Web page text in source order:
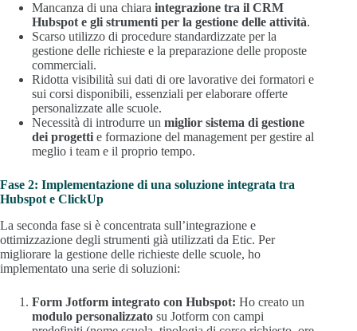
Mancanza di una chiara integrazione tra il CRM
Hubspot e gli strumenti per la gestione delle attività.
Scarso utilizzo di procedure standardizzate per la
gestione delle richieste e la preparazione delle proposte
commerciali.
Ridotta visibilità sui dati di ore lavorative dei formatori e
sui corsi disponibili, essenziali per elaborare offerte
personalizzate alle scuole.
Necessità di introdurre un miglior sistema di gestione
dei progetti e formazione del management per gestire al
meglio i team e il proprio tempo.
Fase 2: Implementazione di una soluzione integrata tra
Hubspot e ClickUp
La seconda fase si è concentrata sull’integrazione e
ottimizzazione degli strumenti già utilizzati da Etic. Per
migliorare la gestione delle richieste delle scuole, ho
implementato una serie di soluzioni:
Form Jotform integrato con Hubspot: Ho creato un
modulo personalizzato su Jotform con campi